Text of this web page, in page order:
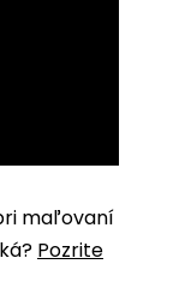
maľovaní
Pozrite